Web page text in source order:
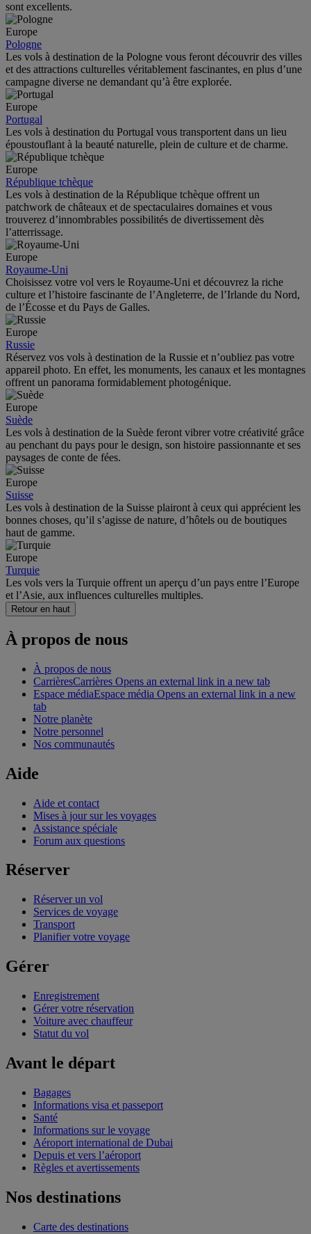
sont excellents.
Europe
Pologne
Les vols à destination de la Pologne vous feront découvrir des villes
et des attractions culturelles véritablement fascinantes, en plus d’une
campagne diverse ne demandant qu’à être explorée.
Europe
Portugal
Les vols à destination du Portugal vous transportent dans un lieu
époustouflant à la beauté naturelle, plein de culture et de charme.
Europe
République tchèque
Les vols à destination de la République tchèque offrent un
patchwork de châteaux et de spectaculaires domaines et vous
trouverez d’innombrables possibilités de divertissement dès
l’atterrissage.
Europe
Royaume-Uni
Choisissez votre vol vers le Royaume-Uni et découvrez la riche
culture et l’histoire fascinante de l’Angleterre, de l’Irlande du Nord,
de l’Écosse et du Pays de Galles.
Europe
Russie
Réservez vos vols à destination de la Russie et n’oubliez pas votre
appareil photo. En effet, les monuments, les canaux et les montagnes
offrent un panorama formidablement photogénique.
Europe
Suède
Les vols à destination de la Suède feront vibrer votre créativité grâce
au penchant du pays pour le design, son histoire passionnante et ses
paysages de conte de fées.
Europe
Suisse
Les vols à destination de la Suisse plairont à ceux qui apprécient les
bonnes choses, qu’il s’agisse de nature, d’hôtels ou de boutiques
haut de gamme.
Europe
Turquie
Les vols vers la Turquie offrent un aperçu d’un pays entre l’Europe
et l’Asie, aux influences culturelles multiples.
Retour en haut
À propos de nous
À propos de nous
CarrièresCarrières Opens an external link in a new tab
Espace médiaEspace média Opens an external link in a new
tab
Notre planète
Notre personnel
Nos communautés
Aide
Aide et contact
Mises à jour sur les voyages
Assistance spéciale
Forum aux questions
Réserver
Réserver un vol
Services de voyage
Transport
Planifier votre voyage
Gérer
Enregistrement
Gérer votre réservation
Voiture avec chauffeur
Statut du vol
Avant le départ
Bagages
Informations visa et passeport
Santé
Informations sur le voyage
Aéroport international de Dubai
Depuis et vers l’aéroport
Règles et avertissements
Nos destinations
Carte des destinations